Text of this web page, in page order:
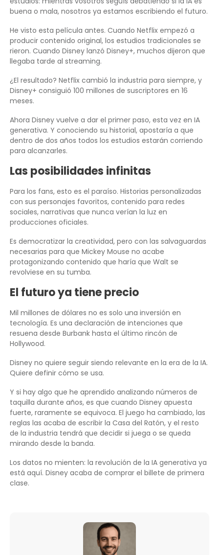
buena o mala, nosotros ya estamos escribiendo el futuro.
He visto esta película antes. Cuando Netflix empezó a
producir contenido original, los estudios tradicionales se
rieron. Cuando Disney lanzó Disney+, muchos dijeron que
llegaba tarde al streaming.
¿El resultado? Netflix cambió la industria para siempre, y
Disney+ consiguió 100 millones de suscriptores en 16
meses.
Ahora Disney vuelve a dar el primer paso, esta vez en IA
generativa. Y conociendo su historial, apostaría a que
dentro de dos años todos los estudios estarán corriendo
para alcanzarles.
Las posibilidades infinitas
Para los fans, esto es el paraíso. Historias personalizadas
con sus personajes favoritos, contenido para redes
sociales, narrativas que nunca verían la luz en
producciones oficiales.
Es democratizar la creatividad, pero con las salvaguardas
necesarias para que Mickey Mouse no acabe
protagonizando contenido que haría que Walt se
revolviese en su tumba.
El futuro ya tiene precio
Mil millones de dólares no es solo una inversión en
tecnología. Es una declaración de intenciones que
resuena desde Burbank hasta el último rincón de
Hollywood.
Disney no quiere seguir siendo relevante en la era de la IA.
Quiere definir cómo se usa.
Y si hay algo que he aprendido analizando números de
taquilla durante años, es que cuando Disney apuesta
fuerte, raramente se equivoca. El juego ha cambiado, las
reglas las acaba de escribir la Casa del Ratón, y el resto
de la industria tendrá que decidir si juega o se queda
mirando desde la banda.
Los datos no mienten: la revolución de la IA generativa ya
está aquí. Disney acaba de comprar el billete de primera
clase.